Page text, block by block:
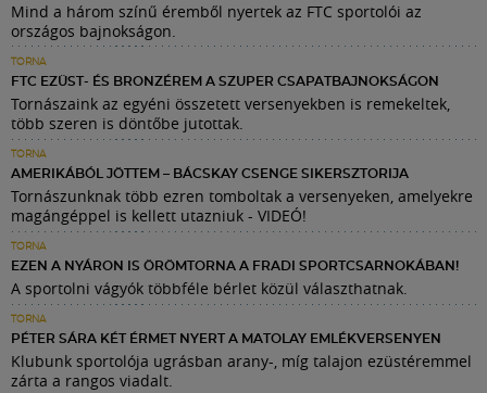
Mind a három színű éremből nyertek az FTC sportolói az
országos bajnokságon.
TORNA
FTC EZÜST- ÉS BRONZÉREM A SZUPER CSAPATBAJNOKSÁGON
Tornászaink az egyéni összetett versenyekben is remekeltek,
több szeren is döntőbe jutottak.
TORNA
AMERIKÁBÓL JÖTTEM – BÁCSKAY CSENGE SIKERSZTORIJA
Tornászunknak több ezren tomboltak a versenyeken, amelyekre
magángéppel is kellett utazniuk - VIDEÓ!
TORNA
EZEN A NYÁRON IS ÖRÖMTORNA A FRADI SPORTCSARNOKÁBAN!
A sportolni vágyók többféle bérlet közül választhatnak.
TORNA
PÉTER SÁRA KÉT ÉRMET NYERT A MATOLAY EMLÉKVERSENYEN
Klubunk sportolója ugrásban arany-, míg talajon ezüstéremmel
zárta a rangos viadalt.